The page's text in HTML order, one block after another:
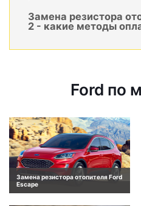
Замена резистора
2 - какие методы
Ford по
Замена резистора отопителя Ford
Escape